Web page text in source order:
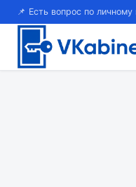
📌 Есть вопрос по личному